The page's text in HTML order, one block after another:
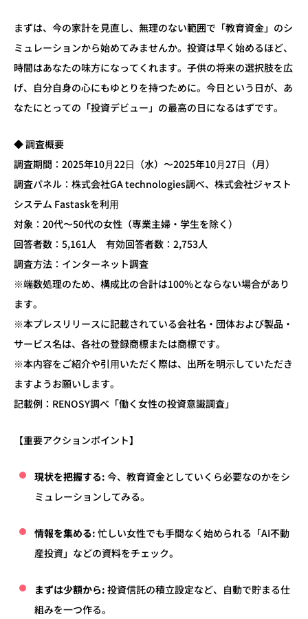
まずは、今の家計を見直し、無理のない範囲で「教育資金」のシ
ミュレーションから始めてみませんか。投資は早く始めるほど、
時間はあなたの味方になってくれます。子供の将来の選択肢を広
げ、自分自身の心にもゆとりを持つために。今日という日が、あ
なたにとっての「投資デビュー」の最高の日になるはずです。
◆ 調査概要
調査期間：2025年10⽉22⽇（水）〜2025年10⽉27⽇（月）
調査パネル：株式会社GA technologies調べ、株式会社ジャスト
システム Fastaskを利⽤
対象：20代〜50代の女性（専業主婦・学生を除く）
回答者数：5,161人 有効回答者数：2,753人
調査方法：インターネット調査
※端数処理のため、構成比の合計は100%とならない場合があり
ます。
※本プレスリリースに記載されている会社名・団体および製品・
サービス名は、各社の登録商標または商標です。
※本内容をご紹介や引⽤いただく際は、出所を明⽰していただき
ますようお願いします。
記載例：RENOSY調べ「働く女性の投資意識調査」
【重要アクションポイント】
現状を把握する: 今、教育資金としていくら必要なのかをシ
ミュレーションしてみる。
情報を集める: 忙しい女性でも手間なく始められる「AI不動
産投資」などの資料をチェック。
まずは少額から: 投資信託の積立設定など、自動で貯まる仕
組みを一つ作る。